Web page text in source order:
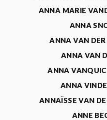
ANNA MARIE
ANNA
ANNA VAN
ANNA VAN
ANNA
ANNA
ANNAÏSSE VAN
ANNE